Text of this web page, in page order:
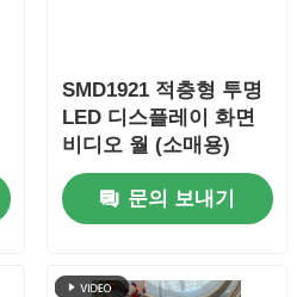
SMD1921 적층형 투명
LED 디스플레이 화면
비디오 월 (소매용)
문의 보내기